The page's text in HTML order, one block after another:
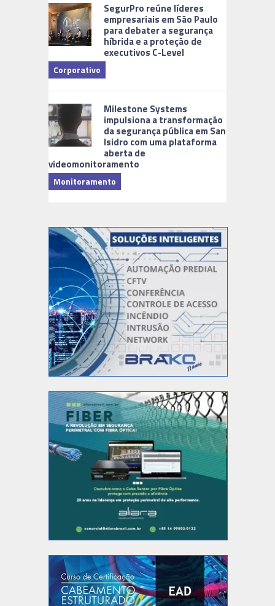
SegurPro reúne líderes
empresariais em São Paulo
para debater a segurança
híbrida e a proteção de
executivos C-Level
Corporativo
Milestone Systems
impulsiona a transformação
da segurança pública em San
Isidro com uma plataforma
aberta de
videomonitoramento
Monitoramento